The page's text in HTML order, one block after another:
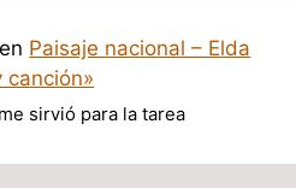
en Paisaje nacional – Elda
canción»
sirvió para la tarea